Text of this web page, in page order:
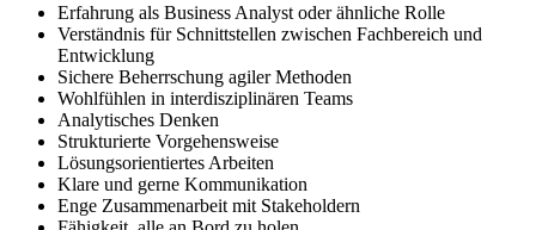
Erfahrung als Business Analyst oder ähnliche Rolle
Verständnis für Schnittstellen zwischen Fachbereich und
Entwicklung
Sichere Beherrschung agiler Methoden
Wohlfühlen in interdisziplinären Teams
Analytisches Denken
Strukturierte Vorgehensweise
Lösungsorientiertes Arbeiten
Klare und gerne Kommunikation
Enge Zusammenarbeit mit Stakeholdern